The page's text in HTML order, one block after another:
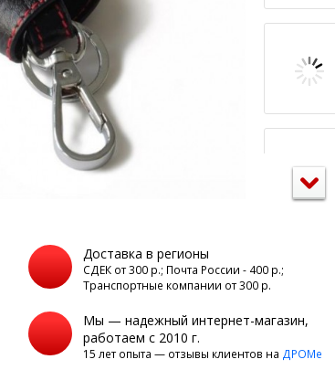
Доставка в регионы
СДЕК от 300 р.; Почта России - 400 р.;
Транспортные компании от 300 р.
Мы — надежный интернет-магазин,
работаем с 2010 г.
15 лет опыта — отзывы клиентов на ДРОМе